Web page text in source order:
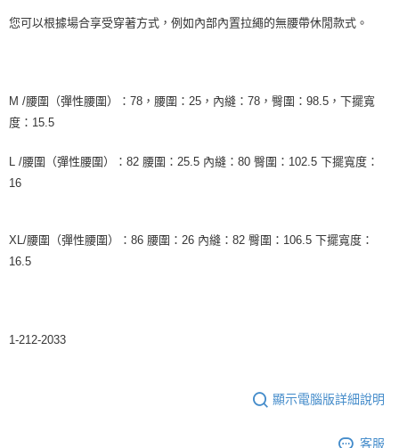
您可以根據場合享受穿著方式，例如內部內置拉繩的無腰帶休閒款式。
M /腰圍（彈性腰圍）：78，腰圍：25，內縫：78，臀圍：98.5，下擺寬
度：15.5
L /腰圍（彈性腰圍）：82 腰圍：25.5 內縫：80 臀圍：102.5 下擺寬度：
16
XL/腰圍（彈性腰圍）：86 腰圍：26 內縫：82 臀圍：106.5 下擺寬度：
16.5
1-212-2033
顯示電腦版詳細說明
客服